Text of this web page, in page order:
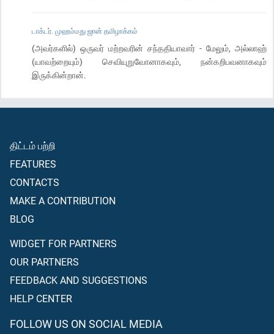
டாக்டர். முஹம்மது ஜான் தமிழாக்கம்
(அவர்களில்) ஒருவர் மற்றவரின் சந்ததியாவார் - மேலும், அல்லாஹ்
(யாவற்றையும்) செவியுறுவோனாகவும், நன்கறிபவனாகவும்
இருக்கின்றான்.
திட்டம் பற்றி
FEATURES
CONTACTS
MAKE A CONTRIBUTION
BLOG
WIDGET FOR PARTNERS
OUR PARTNERS
FEEDBACK AND SUGGESTIONS
HELP CENTER
FOLLOW US ON SOCIAL MEDIA